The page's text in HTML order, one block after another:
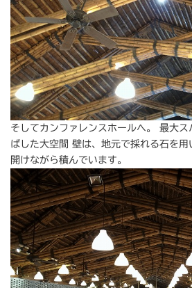
そしてカンファレンスホールへ。 最大
ばした大空間 壁は、地元で採れる石を用
開けながら積んでいます。